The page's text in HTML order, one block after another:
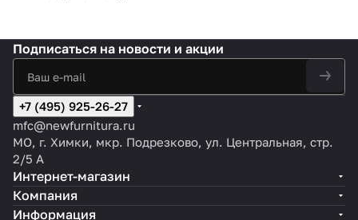
Подписаться на новости и акции
+7 (495) 925-26-27
mfc@newfurnitura.ru
МО, г. Химки, мкр. Подрезково, ул. Центральная, стр.
2/5 А
Интернет-магазин
Компания
Информация